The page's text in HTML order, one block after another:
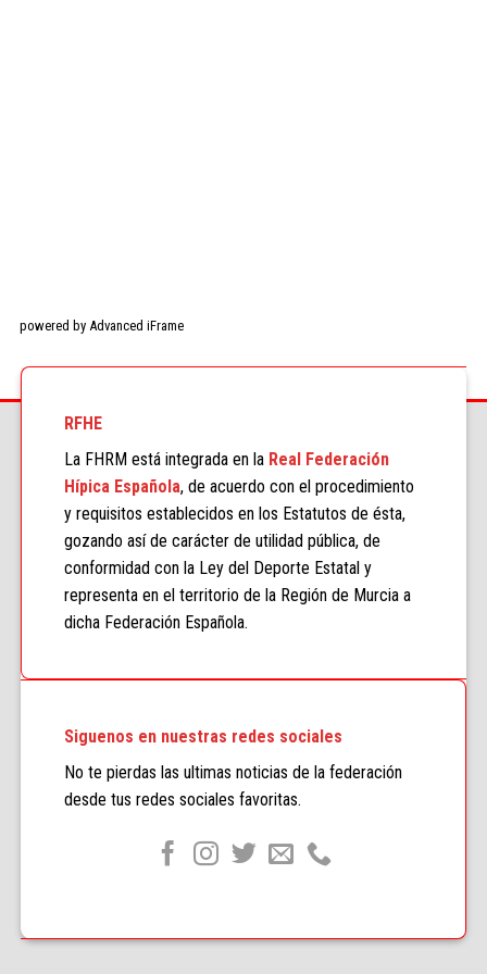
powered by Advanced iFrame
RFHE
La FHRM está integrada en la Real Federación
Hípica Española, de acuerdo con el procedimiento
y requisitos establecidos en los Estatutos de ésta,
gozando así de carácter de utilidad pública, de
conformidad con la Ley del Deporte Estatal y
representa en el territorio de la Región de Murcia a
dicha Federación Española.
Siguenos en nuestras redes sociales
No te pierdas las ultimas noticias de la federación
desde tus redes sociales favoritas.